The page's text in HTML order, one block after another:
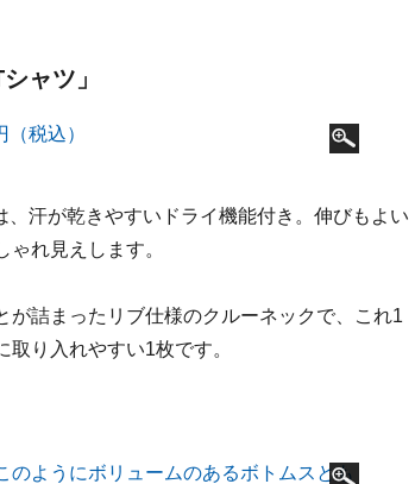
ャツ」
、汗が乾きやすいドライ機能付き。伸びもよい
れ見えします。
詰まったリブ仕様のクルーネックで、これ1
り入れやすい1枚です。